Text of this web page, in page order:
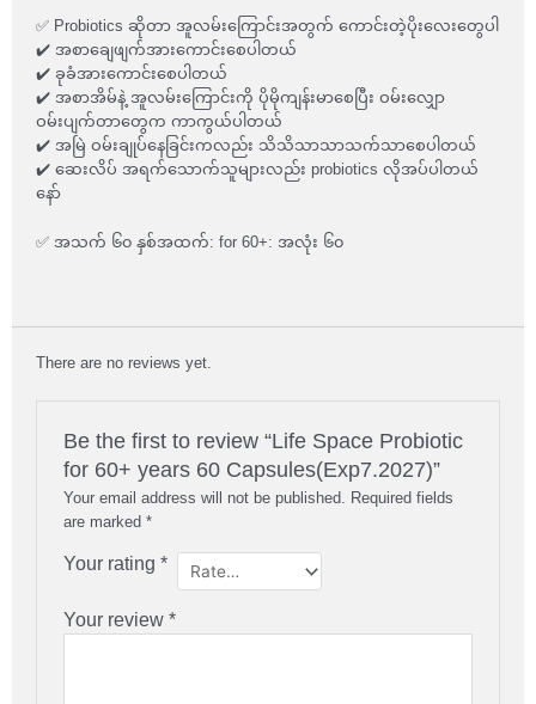
✅ Probiotics ဆိုတာ အူလမ်းကြောင်းအတွက် ကောင်းတဲ့ပိုးလေးတွေပါ
✔️ အစာချေဖျက်အားကောင်းစေပါတယ်
✔️ ခုခံအားကောင်းစေပါတယ်
✔️ အစာအိမ်နဲ့ အူလမ်းကြောင်းကို ပိုမိုကျန်းမာစေပြီး ဝမ်းလျှော
ဝမ်းပျက်တာတွေက ကာကွယ်ပါတယ်
✔️ အမြဲ ဝမ်းချုပ်နေခြင်းကလည်း သိသိသာသာသက်သာစေပါတယ်
✔️ ဆေးလိပ် အရက်သောက်သူများလည်း probiotics လိုအပ်ပါတယ်
နော်
✅ အသက် ၆၀ နှစ်အထက်: for 60+: အလုံး ၆၀
There are no reviews yet.
Be the first to review “Life Space Probiotic
for 60+ years 60 Capsules(Exp7.2027)”
Your email address will not be published. Required fields
are marked *
Your rating *
Your review *